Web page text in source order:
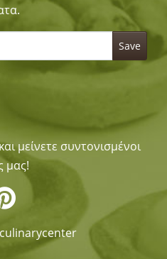
μείνετε συντονισμένοι
μας!